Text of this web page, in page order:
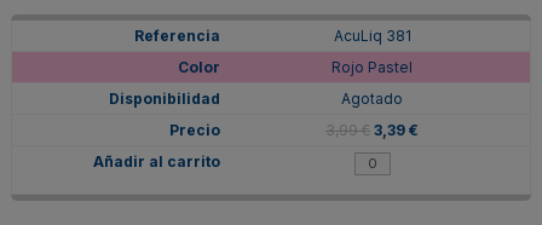
AcuLiq 381
Rojo Pastel
Agotado
3,99 € 3,39 €